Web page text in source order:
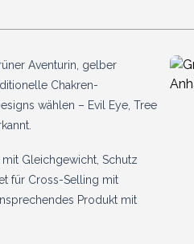
Aventurin, gelber
Chakren-
wählen – Evil Eye, Tree
Gleichgewicht, Schutz
für Cross-Selling mit
Produkt mit